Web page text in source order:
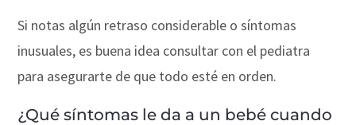
Si notas algún retraso considerable o síntomas
inusuales, es buena idea consultar con el pediatra
para asegurarte de que todo esté en orden.
¿Qué síntomas le da a un bebé cuando